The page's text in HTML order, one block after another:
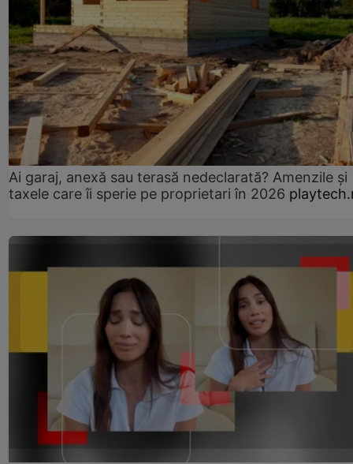
Ai garaj, anexă sau terasă nedeclarată? Amenzile și
taxele care îi sperie pe proprietari în 2026